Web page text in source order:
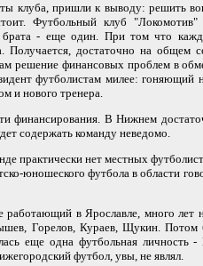
клуба, пришли к выводу: решить
Футбольный клуб "Локомотив"
- еще один. При том что
достаточно на общем
решение финансовых проблем в
футболистам милее: гоняющий
и нового тренера.
финансирования. В Нижнем
содержать команду неведомо.
практически нет местных
юношеского футбола в области
в Ярославле, много лет
Горелов, Кураев, Щукин. Потом
еще одна футбольная личность -
футбол, увы, не являл.